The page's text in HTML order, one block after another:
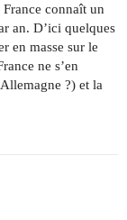
connaît un
an. D’ici quelques
en masse sur le
ne s’en
?) et la